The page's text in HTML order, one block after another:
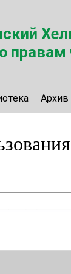
правам
Архив